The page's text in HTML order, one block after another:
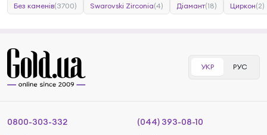
Без каменів(3700) Swarovski Zirconia(4) Діамант(18) Циркон(2)
УКР РУС
0800-303-332
(044) 393-08-10